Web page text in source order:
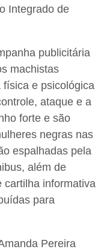
Integrado de
publicitária
machistas
e psicológica
ataque e a
forte e são
negras nas
espalhadas pela
além de
cartilha informativa
para
Pereira